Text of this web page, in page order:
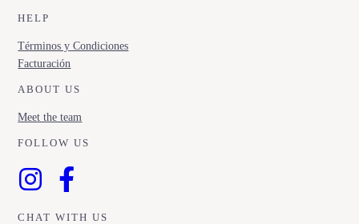
HELP
Términos y Condiciones
Facturación
ABOUT US
Meet the team
FOLLOW US
CHAT WITH US